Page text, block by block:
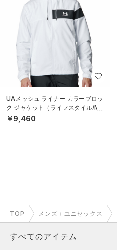
UAメッシュ ライナー カラーブロッ
ク ジャケット（ライフスタイル/ME
N）
￥9,460
TOP メンズ＋ユニセックス
すべてのアイテム